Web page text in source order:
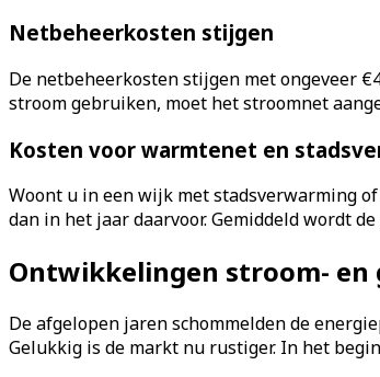
Netbeheerkosten stijgen
De netbeheerkosten stijgen met ongeveer
stroom gebruiken, moet het stroomnet
Kosten voor warmtenet en
Woont u in een wijk met stadsverwarming
dan in het jaar daarvoor. Gemiddeld wordt
Ontwikkelingen stroom- en
De afgelopen jaren schommelden de
Gelukkig is de markt nu rustiger. In het